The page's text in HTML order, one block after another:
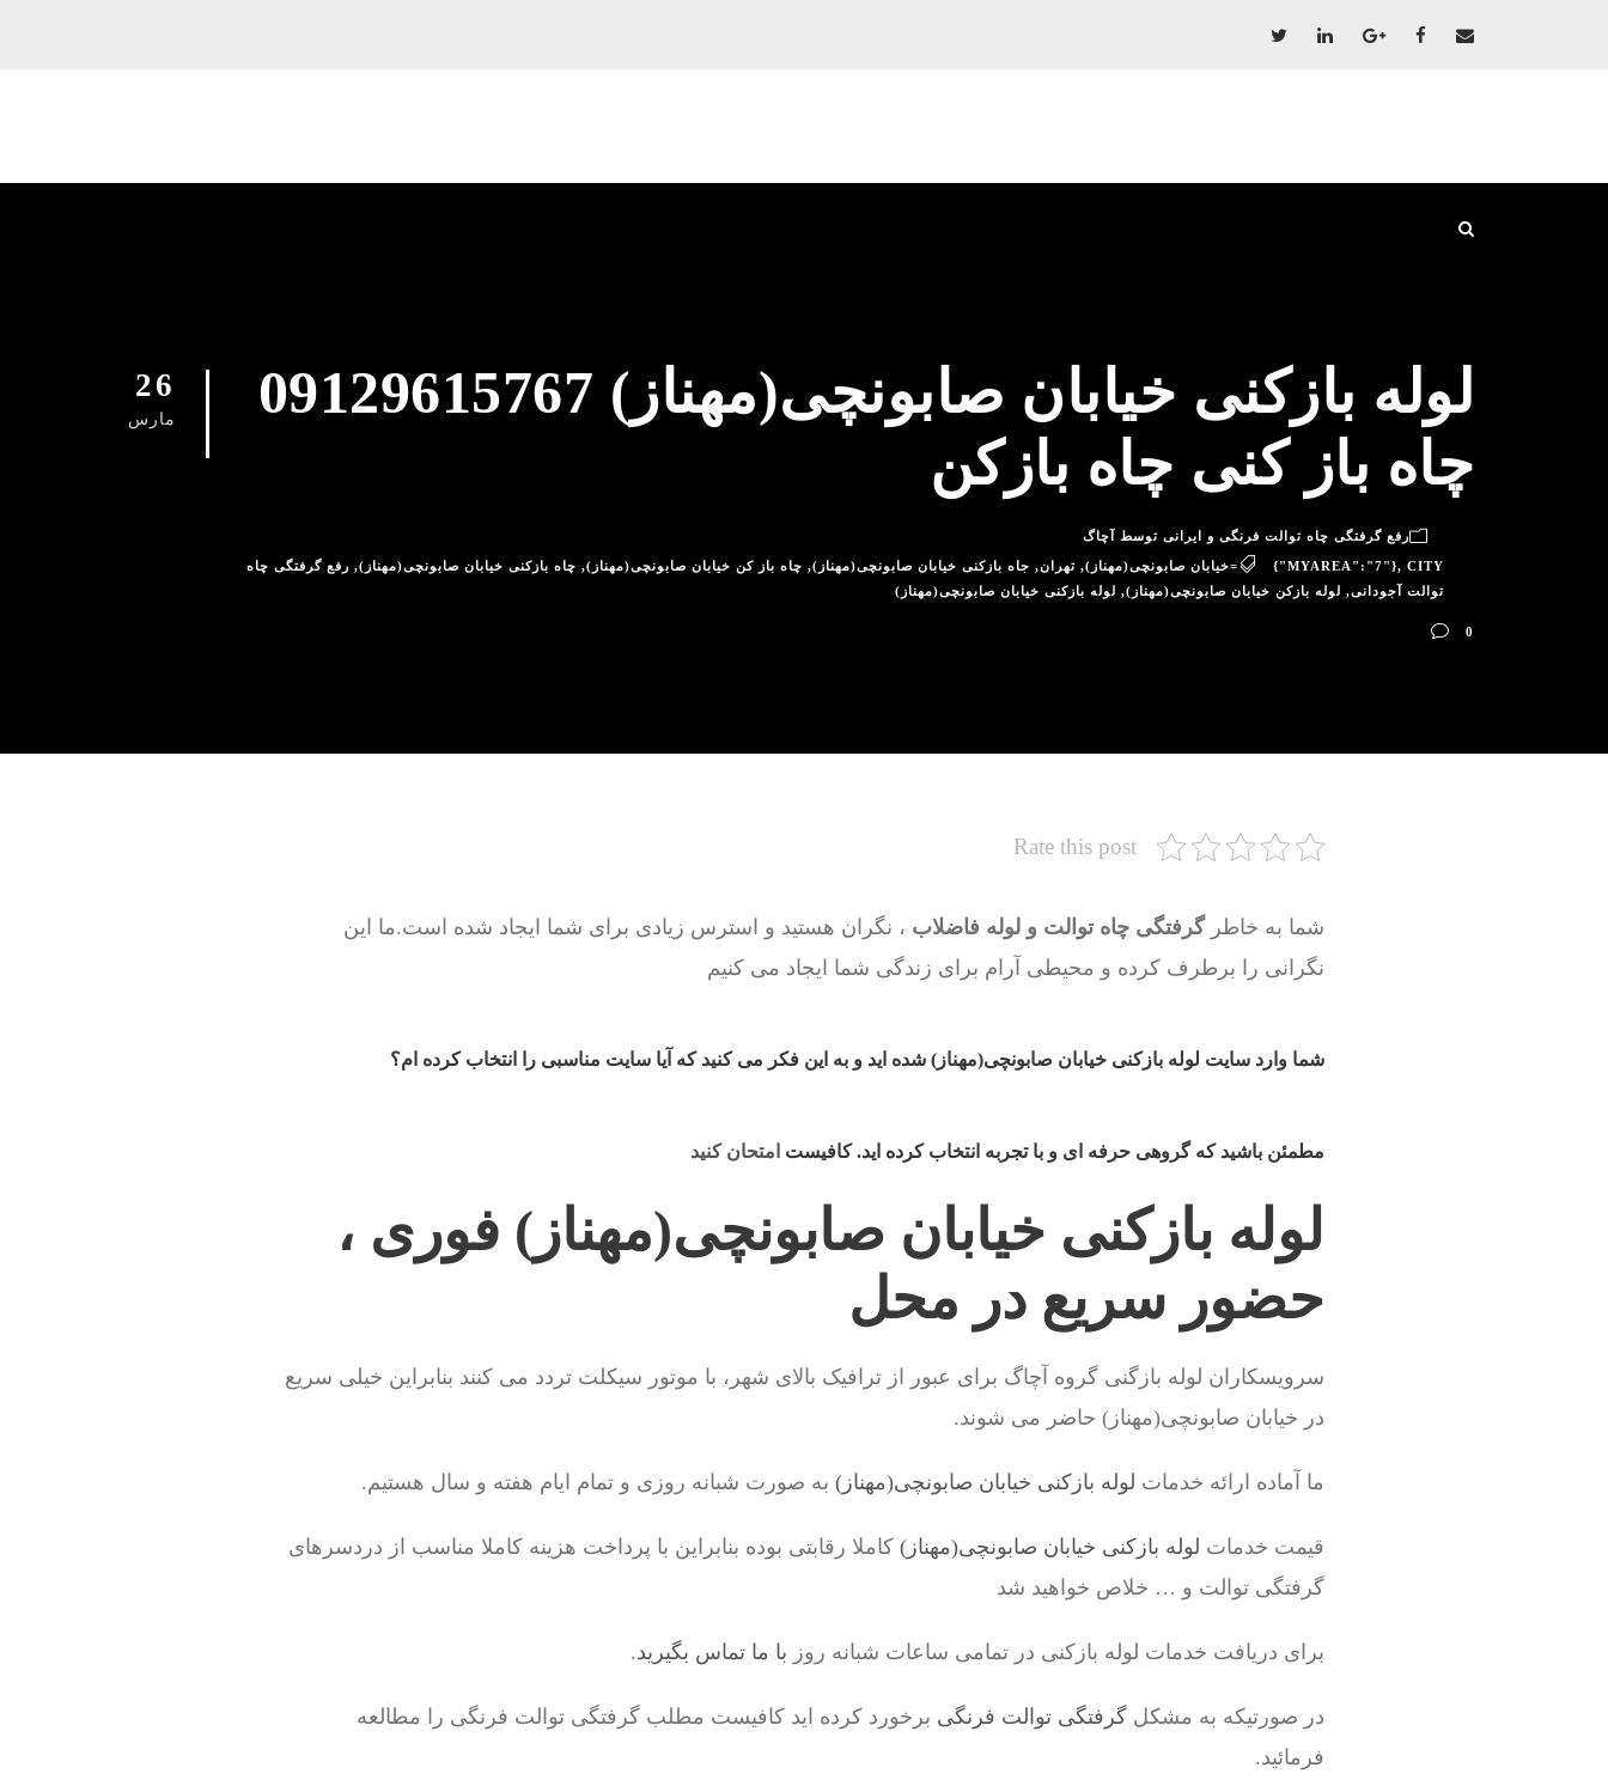
26
مارس
لوله بازکنی خیابان صابونچی(مهناز) 09129615767
چاه باز کنی چاه بازکن
رفع گرفتگی چاه توالت فرنگی و ایرانی توسط آچاگ
{"MYAREA":"7"}, CITY=خیابان صابونچی(مهناز) , تهران, جاه بازکنی خیابان صابونچی(مهناز), چاه باز کن خیابان صابونچی(مهناز), چاه بازکنی خیابان صابونچی(مهناز), رفع گرفتگی چاه
توالت آجودانی, لوله بازکن خیابان صابونچی(مهناز), لوله بازکنی خیابان صابونچی(مهناز)
0
Rate this post
شما به خاطرگرفتگی چاه توالت و لوله فاضلاب ، نگران هستید و استرس زیادی برای شما ایجاد شده است.ما این
نگرانی را برطرف کرده و محیطی آرام برای زندگی شما ایجاد می کنیم
شما وارد سایت لوله بازکنی خیابان صابونچی(مهناز) شده اید و به این فکر می کنید که آیا سایت مناسبی را انتخاب کرده ام؟
مطمئن باشید که گروهی حرفه ای و با تجربه انتخاب کرده اید. کافیست امتحان کنید
لوله بازکنی خیابان صابونچی(مهناز) فوری ،
حضور سریع در محل
سرویسکاران لوله بازگنی گروه آچاگ برای عبور از ترافیک بالای شهر، با موتور سیکلت تردد می کنند بنابراین خیلی سریع
در خیابان صابونچی(مهناز) حاضر می شوند.
ما آماده ارائه خدمات لوله بازکنی خیابان صابونچی(مهناز) به صورت شبانه روزی و تمام ایام هفته و سال هستیم.
قیمت خدمات لوله بازکنی خیابان صابونچی(مهناز) کاملا رقابتی بوده بنابراین با پرداخت هزینه کاملا مناسب از دردسرهای
گرفتگی توالت و … خلاص خواهید شد
برای دریافت خدمات لوله بازکنی در تمامی ساعات شبانه روز با ما تماس بگیرید.
در صورتیکه به مشکل گرفتگی توالت فرنگی برخورد کرده اید کافیست مطلب گرفتگی توالت فرنگی را مطالعه
فرمائید.